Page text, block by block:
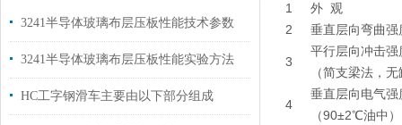
3241半导体玻璃布层压板性能技术参数
3241半导体玻璃布层压板性能实验方法
HC工字钢滑车主要由以下部分组成
1
外 观
2
垂直层向弯曲强
3
平行层向冲击强
（简支梁法，
4
垂直层向电气强
（90±2℃油中）